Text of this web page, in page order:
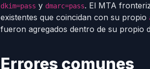
dkim=pass y dmarc=pass. El MTA
existentes que coincidan con su propio
fueron agregados dentro de su propio
Errores comunes